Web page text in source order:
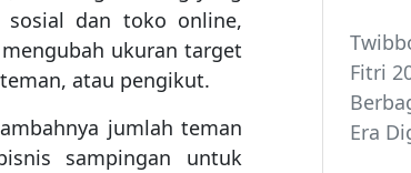
dan toko online,
ukuran target
atau pengikut.
jumlah teman
sampingan untuk
Fitri
Era